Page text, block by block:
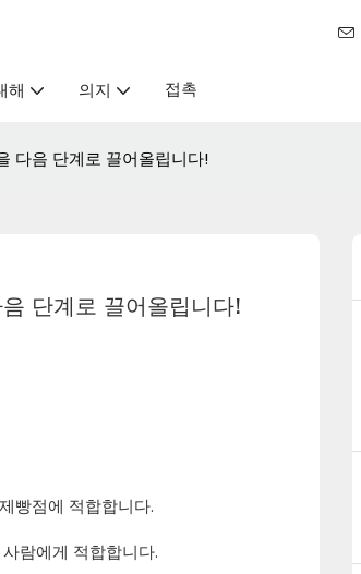
해 의지 접촉
다음 단계로 끌어올립니다!
단계로 끌어올립니다!
빵점에 적합합니다.
람에게 적합합니다.